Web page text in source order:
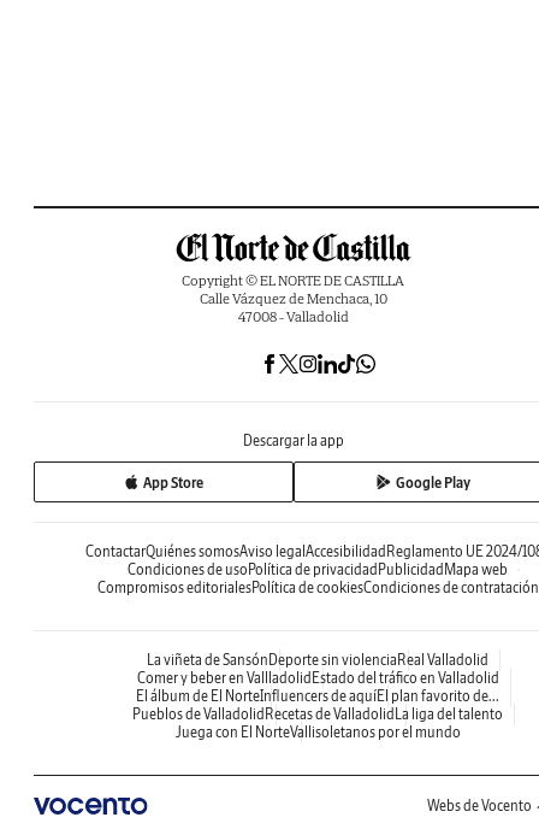
Copyright © EL NORTE DE CASTILLA
Calle Vázquez de Menchaca, 10
47008 - Valladolid
Descargar la app
App Store Google Play
ContactarQuiénes somosAviso legal Accesibilidad Reglamento UE 2024/
Condiciones de uso Política de privacidad Publicidad Mapa web
Compromisos editorialesPolítica de cookiesCondiciones de contratación
La viñeta de Sansón Deporte sin violencia Real Valladolid
Comer y beber en Vallladolid Estado del tráfico en Valladolid
El álbum de El NorteInfluencers de aquíEl plan favorito de...
Pueblos de Valladolid Recetas de Valladolid La liga del talento
Juega con El NorteVallisoletanos por el mundo
Webs de Vocento